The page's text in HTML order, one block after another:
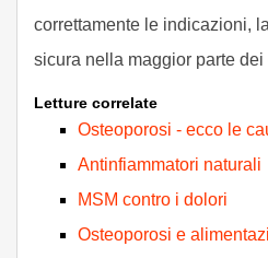
correttamente le indicazioni,
sicura nella maggior parte dei
Letture correlate
Osteoporosi - ecco le
Antinfiammatori naturali
MSM contro i dolori
Osteoporosi e